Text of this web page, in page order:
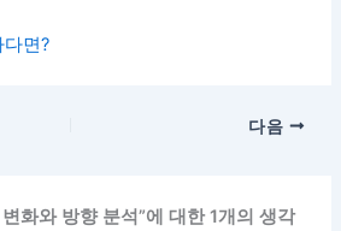
면?
다음
화와 방향 분석”에 대한 1개의 생각